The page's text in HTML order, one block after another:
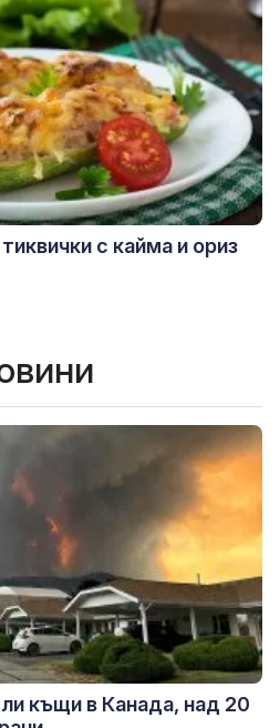
с кайма и ориз
къщи в Канада, над 20